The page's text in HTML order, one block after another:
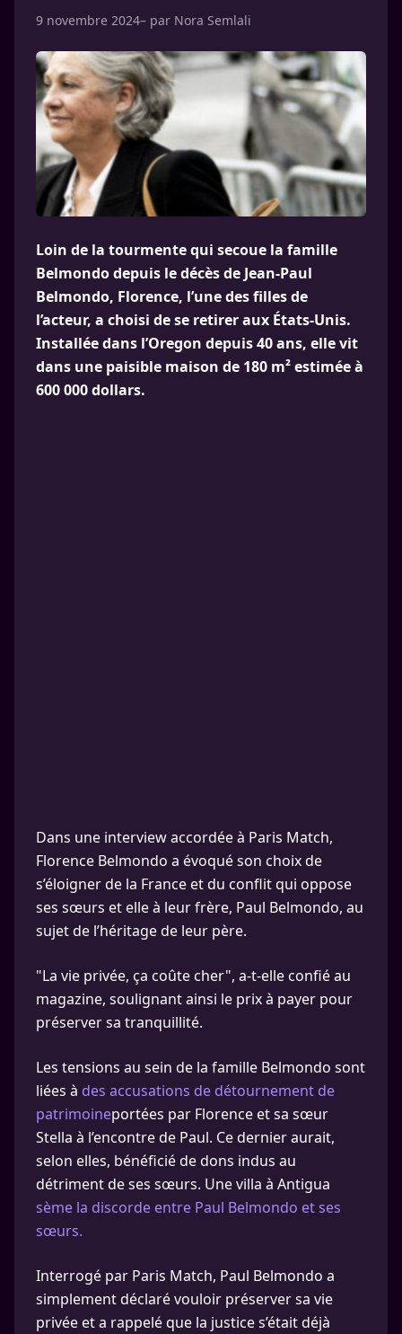
9 novembre 2024– par Nora Semlali
Loin de la tourmente qui secoue la famille
Belmondo depuis le décès de Jean-Paul
Belmondo, Florence, l’une des filles de
l’acteur, a choisi de se retirer aux États-Unis.
Installée dans l’Oregon depuis 40 ans, elle vit
dans une paisible maison de 180 m² estimée à
600 000 dollars.
Dans une interview accordée à Paris Match,
Florence Belmondo a évoqué son choix de
s’éloigner de la France et du conflit qui oppose
ses sœurs et elle à leur frère, Paul Belmondo, au
sujet de l’héritage de leur père.
"La vie privée, ça coûte cher", a-t-elle confié au
magazine, soulignant ainsi le prix à payer pour
préserver sa tranquillité.
Les tensions au sein de la famille Belmondo sont
liées à des accusations de détournement de
patrimoineportées par Florence et sa sœur
Stella à l’encontre de Paul. Ce dernier aurait,
selon elles, bénéficié de dons indus au
détriment de ses sœurs. Une villa à Antigua
sème la discorde entre Paul Belmondo et ses
sœurs.
Interrogé par Paris Match, Paul Belmondo a
simplement déclaré vouloir préserver sa vie
privée et a rappelé que la justice s’était déjà